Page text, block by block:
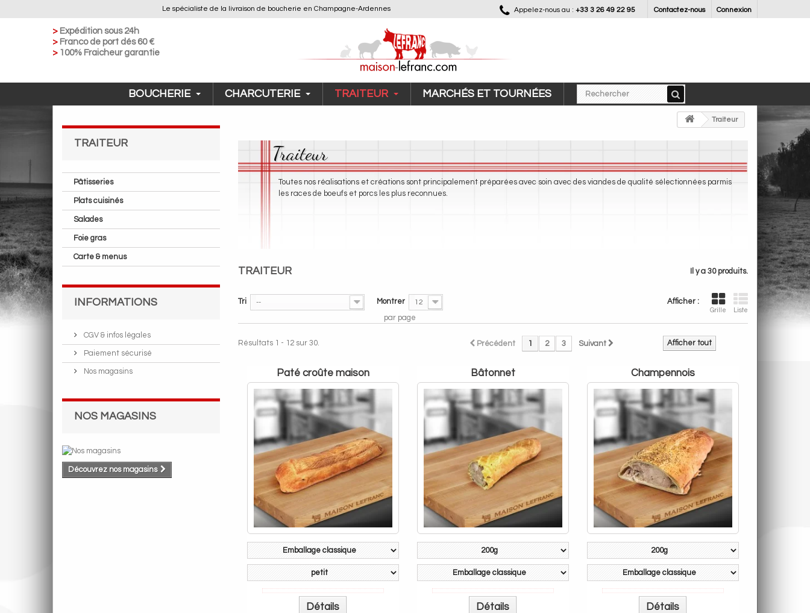
Le spécialiste de la livraison de boucherie en Champagne-Ardennes Connexion
Contactez-nous
Appelez-nous au : +33 3 26 49 22 95
> Expédition sous 24h
> Franco de port dés 60 €
> 100% Fraicheur garantie
BOUCHERIE CHARCUTERIE TRAITEUR MARCHÉS ET TOURNÉES
> Traiteur
TRAITEUR
Pâtisseries
Plats cuisinés
Salades
Foie gras
Carte & menus
INFORMATIONS
CGV & infos légales
Paiement sécurisé
Nos magasins
NOS MAGASINS
Découvrez nos magasins
Traiteur
Toutes nos réalisations et créations sont principalement préparées avec soin avec des viandes de qualité sélectionnées parmis
les races de boeufs et porcs les plus reconnues.
TRAITEUR Il y a 30 produits.
Afficher :
Grille Liste
Tri -- Montrer 12
par page
Afficher tout
Précédent 1 2 3 Suivant
Résultats 1 - 12 sur 30.
paté croûte maison
Détails
bâtonnet
Détails
champennois
Détails